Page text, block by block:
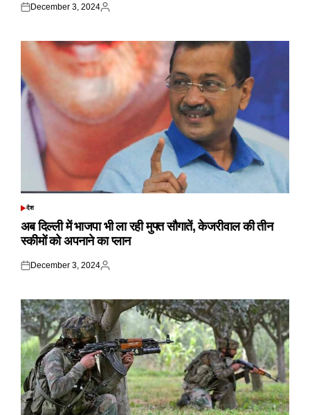
Posted
December 3, 2024
Posted
POSTED
देश
अब दिल्ली में भाजपा भी ला रही मुफ्त सौगातें, केजरीवाल की तीन
स्कीमों को अपनाने का प्लान
Posted
December 3, 2024
Posted